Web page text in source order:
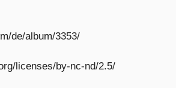
de/album/3353/
licenses/by-nc-nd/2.5/